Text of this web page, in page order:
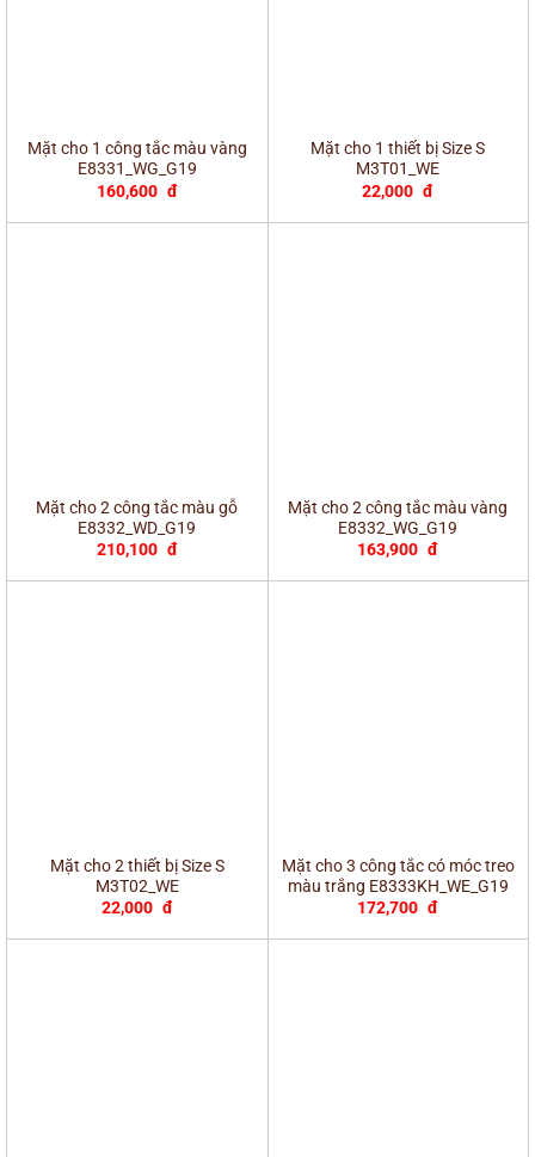
Mặt cho 1 công tắc màu vàng
E8331_WG_G19
160,600 đ
Mặt cho 1 thiết bị Size S
M3T01_WE
22,000 đ
Mặt cho 2 công tắc màu gỗ
E8332_WD_G19
210,100 đ
Mặt cho 2 công tắc màu vàng
E8332_WG_G19
163,900 đ
Mặt cho 2 thiết bị Size S
M3T02_WE
22,000 đ
Mặt cho 3 công tắc có móc treo
màu trắng E8333KH_WE_G19
172,700 đ